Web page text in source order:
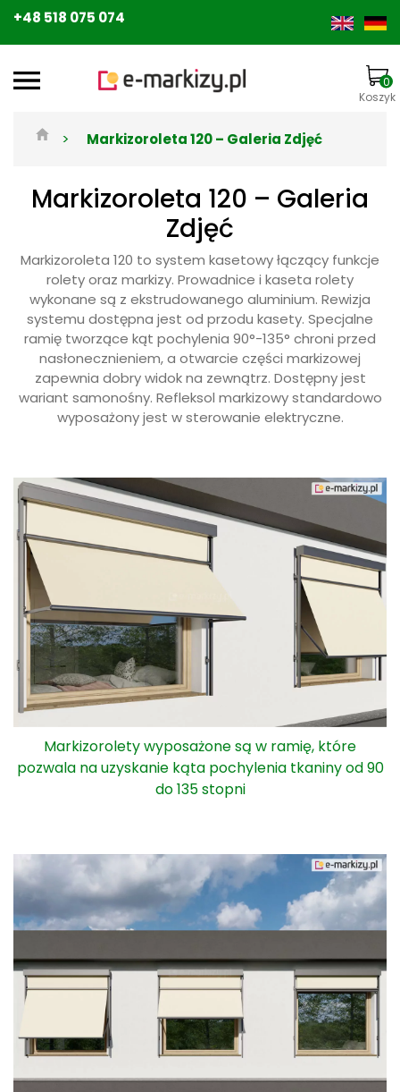
+48 518 075 074
0
Koszyk
> Markizoroleta 120 – Galeria Zdjęć
Markizoroleta 120 – Galeria
Zdjęć
Markizoroleta 120 to system kasetowy łączący funkcje
rolety oraz markizy. Prowadnice i kaseta rolety
wykonane są z ekstrudowanego aluminium. Rewizja
systemu dostępna jest od przodu kasety. Specjalne
ramię tworzące kąt pochylenia 90°-135° chroni przed
nasłonecznieniem, a otwarcie części markizowej
zapewnia dobry widok na zewnątrz. Dostępny jest
wariant samonośny. Refleksol markizowy standardowo
wyposażony jest w sterowanie elektryczne.
Markizorolety wyposażone są w ramię, które
pozwala na uzyskanie kąta pochylenia tkaniny od 90
do 135 stopni